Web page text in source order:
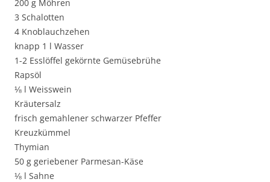
200 g Möhren
3 Schalotten
4 Knoblauchzehen
knapp 1 l Wasser
1-2 Esslöffel gekörnte Gemüsebrühe
Rapsöl
⅛ l Weisswein
Kräutersalz
frisch gemahlener schwarzer Pfeffer
Kreuzkümmel
Thymian
50 g geriebener Parmesan-Käse
⅛ l Sahne